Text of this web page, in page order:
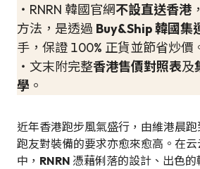
・RNRN 韓國官網不設直送香港
方法，是透過 Buy&Ship 韓國集
手，保證 100% 正貨並節省炒價
・文末附完整香港售價對照表及
學 。
近年香港跑步風氣盛行，由維港晨跑
跑友對裝備的要求亦愈來愈高。在
中， RNRN 憑藉俐落的設計、出色